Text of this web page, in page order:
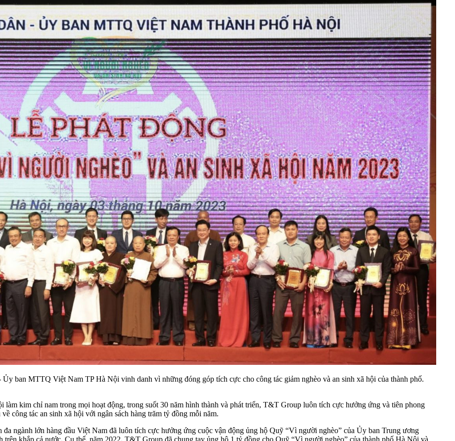
ban MTTQ Việt Nam TP Hà Nội vinh danh vì những đóng góp tích cực cho công tác giảm nghèo và an sinh xã hội của thành phố.
làm kim chỉ nam trong mọi hoạt động, trong suốt 30 năm hình thành và phát triển, T&T Group luôn tích cực hưởng ứng và tiên phong
công tác an sinh xã hội với ngân sách hàng trăm tỷ đồng mỗi năm.
ngành lớn hàng đầu Việt Nam đã luôn tích cực hưởng ứng cuộc vận động ủng hộ Quỹ “Vì người nghèo” của Ủy ban Trung ương
khắp cả nước. Cụ thể, năm 2022, T&T Group đã chung tay ủng hộ 1 tỷ đồng cho Quỹ “Vì người nghèo” của thành phố Hà Nội và